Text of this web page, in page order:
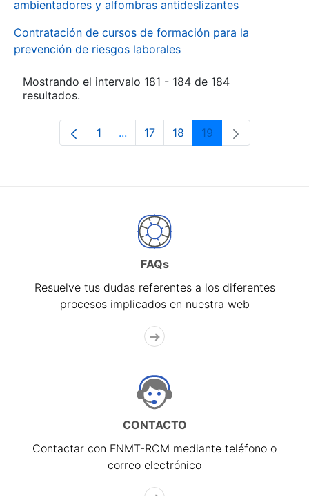
ambientadores y alfombras antideslizantes
Contratación de cursos de formación para la
prevención de riesgos laborales
Mostrando el intervalo 181 - 184 de 184
resultados.
Página
1 ...Páginas intermedias Use TAB para
Página
17 Página
18 Página
19
FAQs
Resuelve tus dudas referentes a los diferentes
procesos implicados en nuestra web
CONTACTO
Contactar con FNMT-RCM mediante teléfono o
correo electrónico